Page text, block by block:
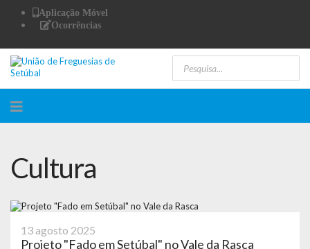
Aplicação Móvel
Ocorrências
Cultura
13 agosto 2025
Projeto "Fado em Setúbal" no Vale da Rasca